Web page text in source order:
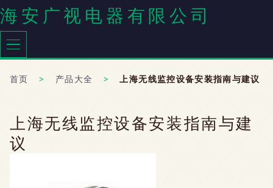
海安广视电器有限公司
首页 > 产品大全 > 上海无线监控设备安装指南与建议
上海无线监控设备安装指南与建
议